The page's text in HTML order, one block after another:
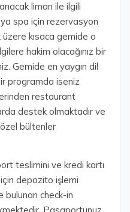
liman ile ilgili
spa için rezervasyon
kısaca gemide o
hakim olacağınız bir
Gemide en yaygın dil
programda iseniz
restaurant
destek olmaktadır ve
bültenler
teslimini ve kredi kartı
depozito işlemi
bulunan check-in